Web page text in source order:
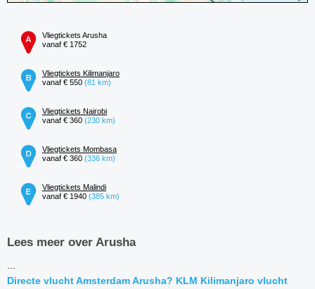
Vliegtickets Arusha
vanaf € 1752
Vliegtickets Kilimanjaro
vanaf € 550 (81 km)
Vliegtickets Nairobi
vanaf € 360 (230 km)
Vliegtickets Mombasa
vanaf € 360 (336 km)
Vliegtickets Malindi
vanaf € 1940 (385 km)
Lees meer over Arusha
...
Directe vlucht Amsterdam Arusha? KLM Kilimanjaro vlucht